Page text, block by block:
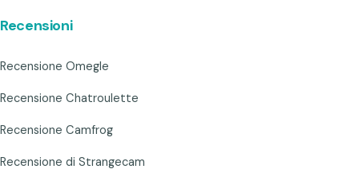
Recensioni
Recensione Omegle
Recensione Chatroulette
Recensione Camfrog
Recensione di Strangecam